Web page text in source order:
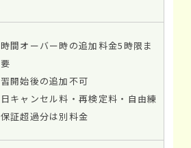
間オーバー時の追加料金5時限ま
開始後の追加不可
キャンセル料・再検定料・自由練
証超過分は別料金